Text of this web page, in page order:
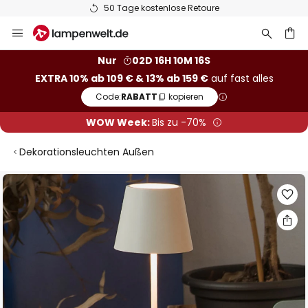
50 Tage kostenlose Retoure
Inhalt
Nur
02D 16H 10M 15S
EXTRA 10% ab 109 € & 13% ab 159 €auf fast alles
Code:RABATT kopieren
WOW Week:Bis zu -70%
Dekorationsleuchten Außen
Zum
Ende
der
Bildgalerie
springen